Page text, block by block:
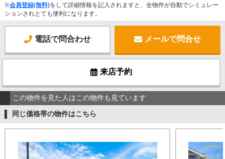
※会員登録(無料)をして詳細情報を記入されますと、全物件が自動でシミュレー
ションされとても便利になります。
電話で問合わせ メールで問合せ
来店予約
この物件を見た人はこの物件も見ています
同じ価格帯の物件はこちら